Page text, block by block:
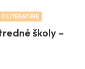
O LITERATÚRE
školy –